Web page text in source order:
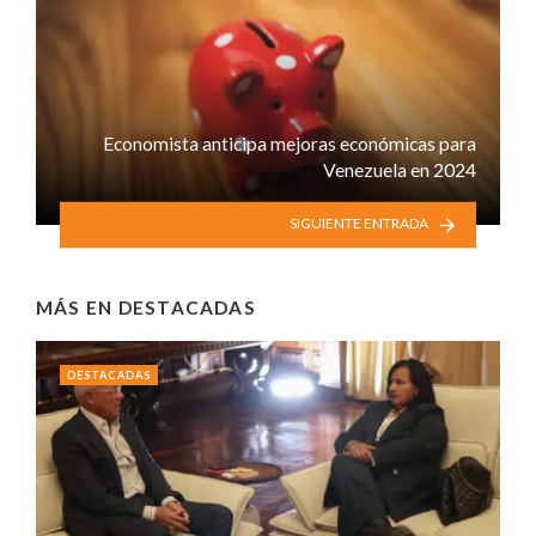
Economista anticipa mejoras económicas para
Venezuela en 2024
SIGUIENTE ENTRADA
MÁS EN DESTACADAS
DESTACADAS